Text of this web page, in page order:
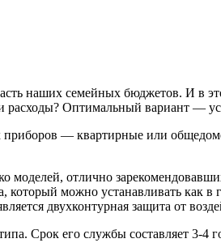
наших семейных бюджетов. И в
расходы? Оптимальный вариант —
— квартирные или
моделей, отлично
который можно устанавливать как
двухконтурная защита от
Срок его службы составляет 3-4